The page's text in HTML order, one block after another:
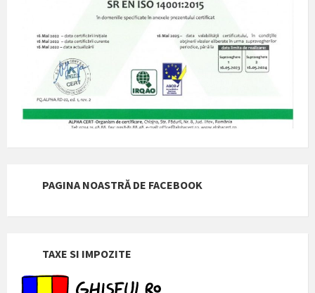
PAGINA NOASTRĂ DE FACEBOOK
TAXE SI IMPOZITE